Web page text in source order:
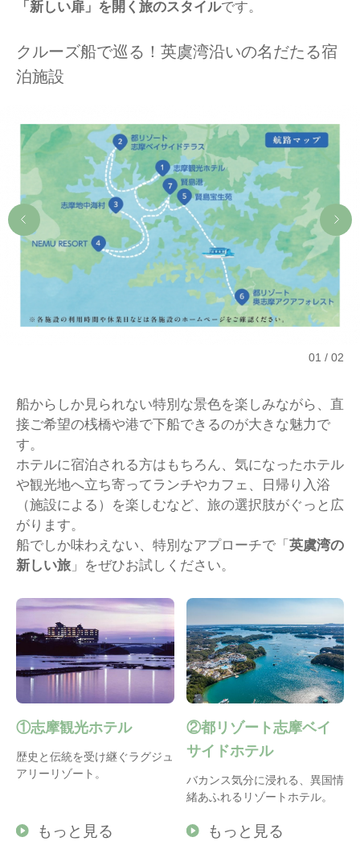
「新しい扉」を開く旅のスタイルです。
クルーズ船で巡る！英虞湾沿いの名だたる宿
泊施設
01 02
船からしか見られない特別な景色を楽しみながら、直
接ご希望の桟橋や港で下船できるのが大きな魅力で
す。
ホテルに宿泊される方はもちろん、気になったホテル
や観光地へ立ち寄ってランチやカフェ、日帰り入浴
（施設による）を楽しむなど、旅の選択肢がぐっと広
がります。
船でしか味わえない、特別なアプローチで「英虞湾の
新しい旅 」をぜひお試しください。
①志摩観光ホテル
歴史と伝統を受け継ぐラグジュ
アリーリゾート。
もっと見る
②都リゾート志摩ベイ
サイドホテル
バカンス気分に浸れる、異国情
緒あふれるリゾートホテル。
もっと見る